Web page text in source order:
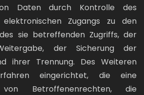
Daten durch Kontrolle des
Zugangs zu den
sie betreffenden Zugriffs, der
der Sicherung der
ihrer Trennung. Des Weiteren
eingerichtet, die eine
von Betroffenenrechten, die